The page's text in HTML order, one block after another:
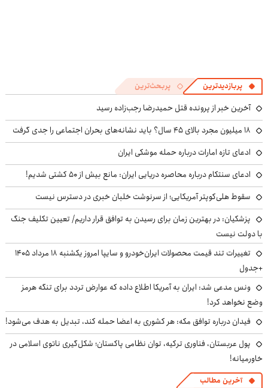
پربازدیدترین پربحث‌ترین
آخرین خبر از پرونده قتل حمیدرضا رجب‌زاده رسید
۱۸ میلیون مجرد بالای ۴۵ سال؟ باید نشانه‌های بحران اجتماعی را جدی گرفت
ادعای تازه امارات درباره حمله موشکی ایران
ادعای سنتکام درباره محاصره دریایی ایران: مانع بیش از ۵۰ کشتی شدیم!
سقوط هلی‌کوپتر آمریکایی؛ از سرنوشت خلبان خبری در دسترس نیست
پزشکیان‌: در بهترین زمان برای رسیدن به توافق قرار داریم/ تعیین تکلیف جنگ
با دولت نیست
تغییرات تند قیمت محصولات ایران‌خودرو و سایپا امروز یکشنبه ۱۸ مرداد ۱۴۰۵
+جدول
ونس مدعی شد: ایران به آمریکا اطلاع داده که عوارض تردد برای تنگه هرمز
وضع نخواهد کرد!
فیدان درباره توافق مکه: هر کشوری به اعضا حمله کند، تبدیل به هدف می‌شود!
پول عربستان، فناوری ترکیه، توان نظامی پاکستان؛ شکل‌گیری ناتوی اسلامی در
خاورمیانه!
آخرین مطالب